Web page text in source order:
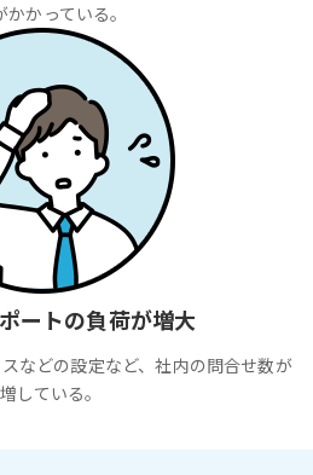
かかっている。
ートの負荷が増大
などの設定など、社内の問合せ数が
している。